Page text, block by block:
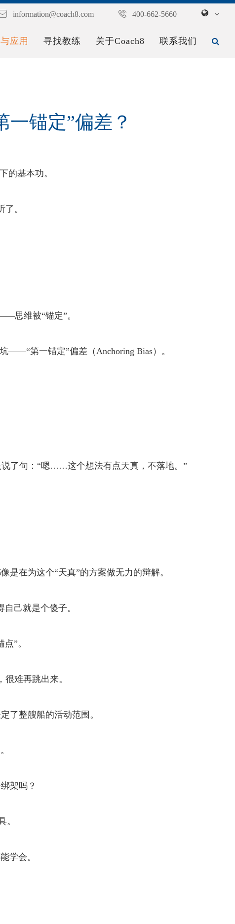
information@coach8.com 400-662-5660
应用 寻找教练 关于Coach8 联系我们
锚定”偏差？
的基本功。
。
思维被“锚定”。
——“第一锚定”偏差（Anchoring Bias）。
了句：“嗯……这个想法有点天真，不落地。”
是在为这个“天真”的方案做无力的辩解。
己就是个傻子。
”。
难再跳出来。
了整艘船的活动范围。
架吗？
。
学会。